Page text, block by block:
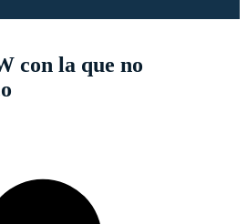
con la que no